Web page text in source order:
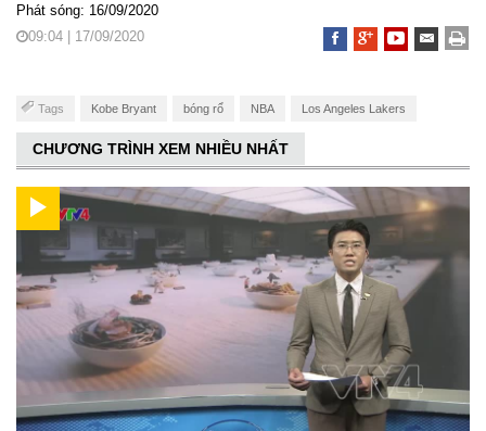
Phát sóng: 16/09/2020
09:04 | 17/09/2020
Tags Kobe Bryant bóng rổ NBA Los Angeles Lakers
CHƯƠNG TRÌNH XEM NHIỀU NHẤT